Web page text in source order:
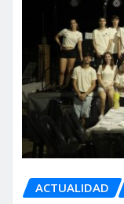
ACTUALIDAD